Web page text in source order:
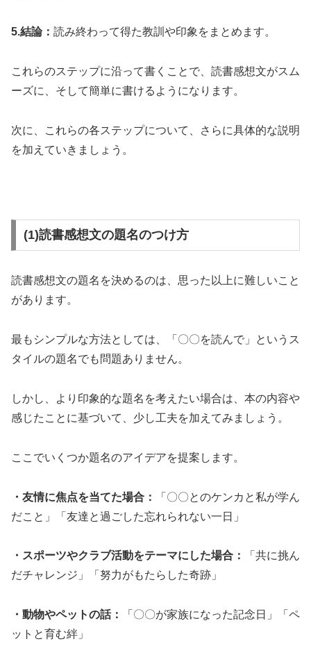
5.結論： 読み終わって得た教訓や印象をまとめます。
これらのステップに沿って書くことで、読書感想文がスム
ーズに、そして簡単に書けるようになります。
次に、これらの各ステップについて、さらに具体的な説明
を加えていきましょう。
(1)読書感想文の題名のつけ方
読書感想文の題名を決めるのは、思った以上に難しいこと
があります。
最もシンプルな方法としては、「〇〇を読んで」というス
タイルの題名でも問題ありません。
しかし、より印象的な題名を考えたい場合は、本の内容や
感じたことに基づいて、少し工夫を加えてみましょう。
ここでいくつか題名のアイデアを提案します。
・友情に焦点を当てた場合：
「〇〇とのケンカと私が学ん
だこと」「友達と過ごした忘れられない一日」
・スポーツやクラブ活動をテーマにした場合：
「共に挑ん
だチャレンジ」「努力がもたらした奇跡」
・動物やペットの話：
「〇〇が家族になった記念日」「ペ
ットと育む絆」